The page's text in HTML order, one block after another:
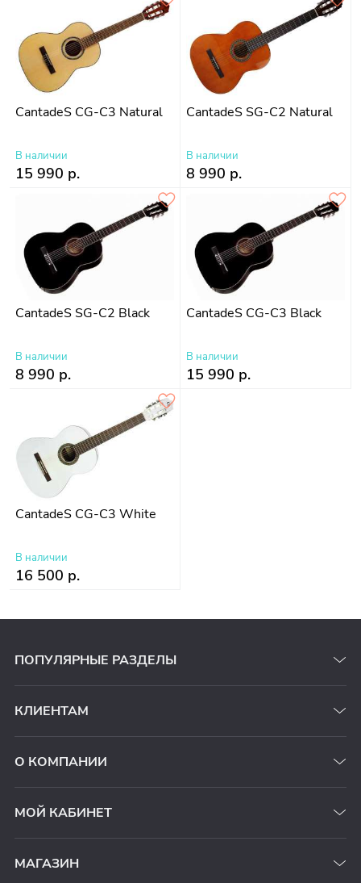
CantadeS CG-C3 Natural
В наличии
15 990 р.
CantadeS SG-C2 Natural
В наличии
8 990 р.
CantadeS SG-C2 Black
В наличии
8 990 р.
CantadeS CG-C3 Black
В наличии
15 990 р.
CantadeS CG-C3 White
В наличии
16 500 р.
ПОПУЛЯРНЫЕ РАЗДЕЛЫ
КЛИЕНТАМ
О КОМПАНИИ
МОЙ КАБИНЕТ
МАГАЗИН